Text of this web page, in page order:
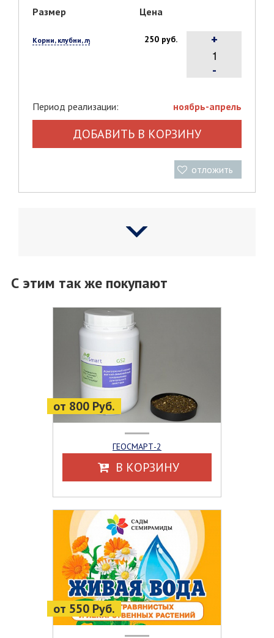
Размер Цена
Корни, клубни, луковицы, 1 шт. 250 руб.
-
+
Период реализации: ноябрь-апрель
ДОБАВИТЬ В КОРЗИНУ
отложить
С этим так же покупают
от 800 Руб.
ГЕОСМАРТ-2
В КОРЗИНУ
от 550 Руб.